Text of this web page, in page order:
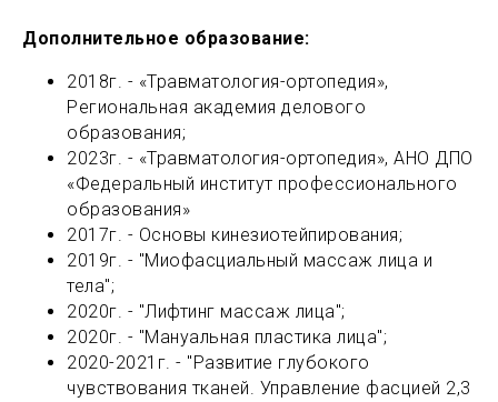
Дополнительное образование:
2018г. - «Травматология-ортопедия»,
Региональная академия делового
образования;
2023г. - «Травматология-ортопедия», АНО ДПО
«Федеральный институт профессионального
образования»
2017г. - Основы кинезиотейпирования;
2019г. - "Миофасциальный массаж лица и
тела";
2020г. - "Лифтинг массаж лица";
2020г. - "Мануальная пластика лица";
2020-2021г. - "Развитие глубокого
чувствования тканей. Управление фасцией 2,3